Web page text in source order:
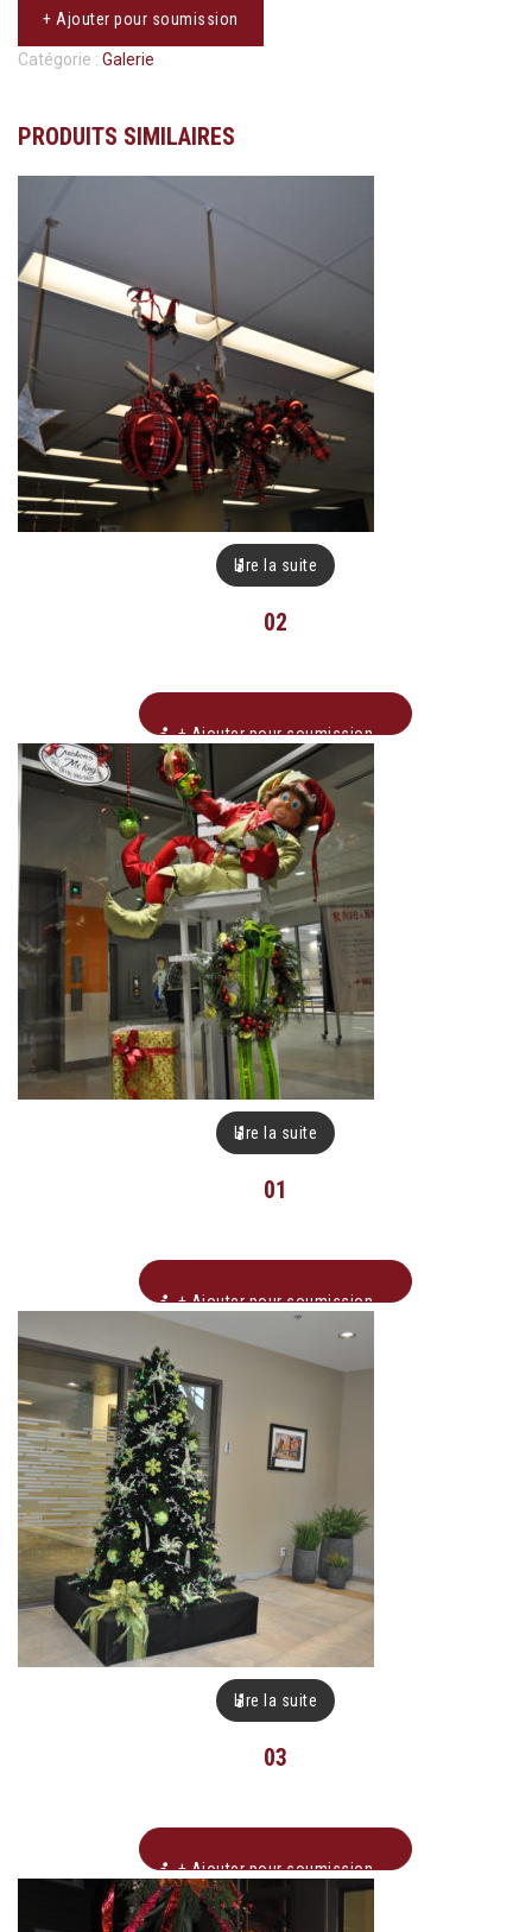
+ Ajouter pour soumission
Catégorie : Galerie
PRODUITS SIMILAIRES
Lire la suite
02
+ Ajouter pour soumission
Lire la suite
01
+ Ajouter pour soumission
Lire la suite
03
+ Ajouter pour soumission